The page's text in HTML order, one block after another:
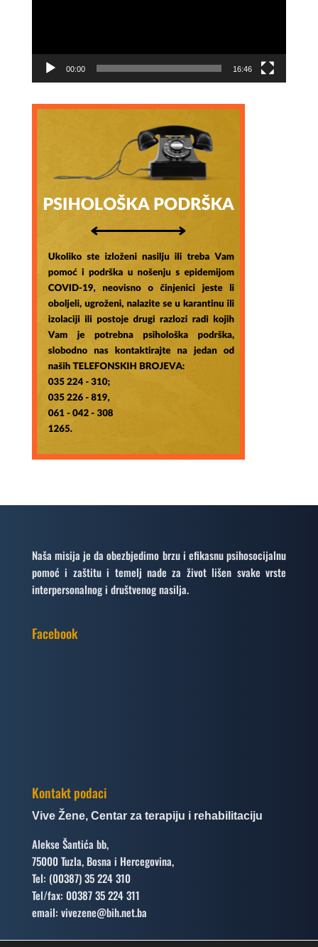
00:00 16:46
Naša misija je da obezbjedimo brzu i efikasnu psihosocijalnu
pomoć i zaštitu i temelj nade za život lišen svake vrste
interpersonalnog i društvenog nasilja.
Facebook
Kontakt podaci
Vive Žene, Centar za terapiju i rehabilitaciju
Alekse Šantića bb,
75000 Tuzla, Bosna i Hercegovina,
Tel: (00387) 35 224 310
Tel/fax: 00387 35 224 311
email: vivezene@bih.net.ba